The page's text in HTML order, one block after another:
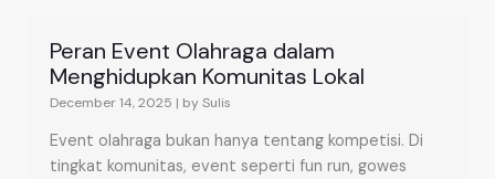
Peran Event Olahraga dalam
Menghidupkan Komunitas Lokal
December 14, 2025 | by Sulis
Event olahraga bukan hanya tentang kompetisi. Di
tingkat komunitas, event seperti fun run, gowes